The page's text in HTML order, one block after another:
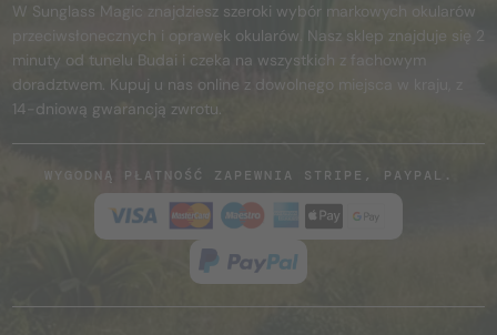
W Sunglass Magic znajdziesz szeroki wybór markowych okularów
przeciwsłonecznych i oprawek okularów. Nasz sklep znajduje się 2
minuty od tunelu Budai i czeka na wszystkich z fachowym
doradztwem. Kupuj u nas online z dowolnego miejsca w kraju, z
14-dniową gwarancją zwrotu.
WYGODNĄ PŁATNOŚĆ ZAPEWNIA STRIPE, PAYPAL.